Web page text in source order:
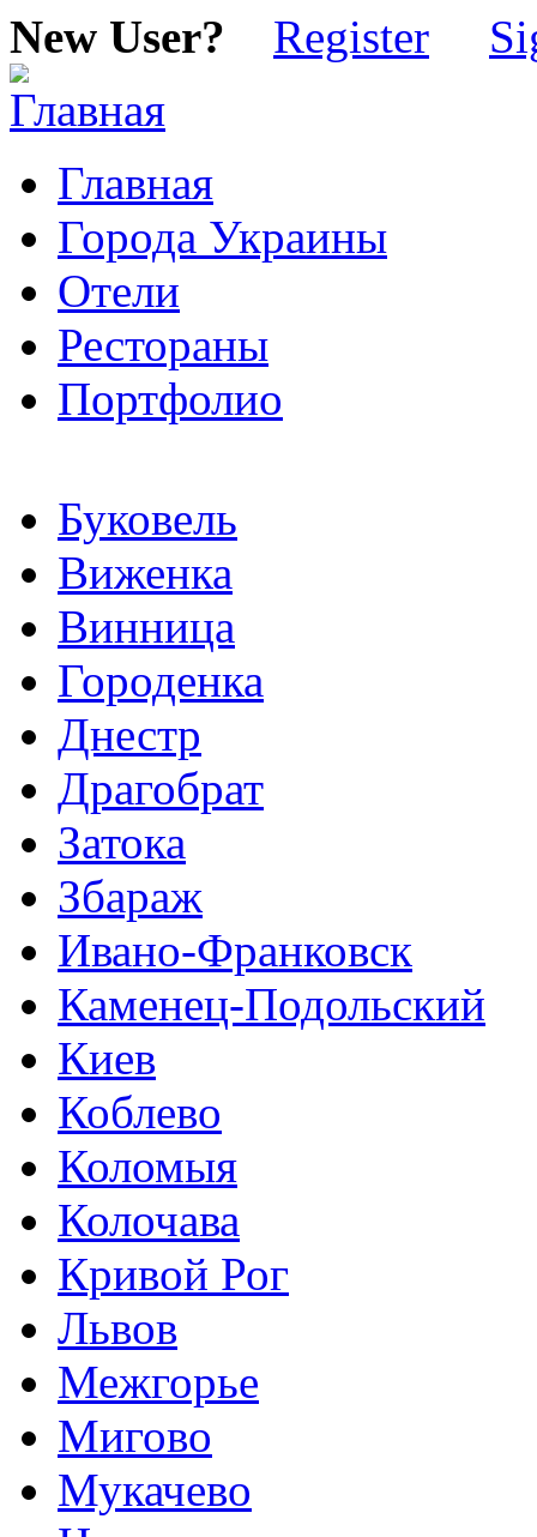
New User? Register
Главная
Города Украины
Отели
Рестораны
Портфолио
Буковель
Виженка
Винница
Городенка
Днестр
Драгобрат
Затока
Збараж
Ивано-Франковск
Каменец-Подольский
Киев
Коблево
Коломыя
Колочава
Кривой Рог
Львов
Межгорье
Мигово
Мукачево